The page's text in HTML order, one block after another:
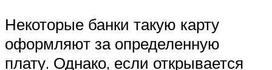
Некоторые банки такую карту
оформляют за определенную
плату. Однако, если открывается